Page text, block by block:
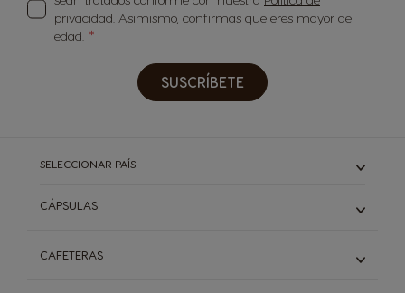
privacidad. Asimismo, confirmas que eres mayor de
edad.
SUSCRÍBETE
SELECCIONAR PAÍS
CÁPSULAS
LARGO
CAFETERAS